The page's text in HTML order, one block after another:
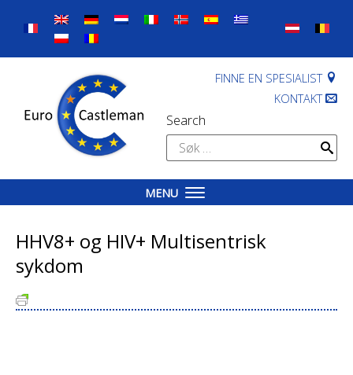
content
FINNE EN SPESIALIST
KONTAKT
Search
Søk
etter:
MENU
HHV8+ og HIV+ Multisentrisk
sykdom